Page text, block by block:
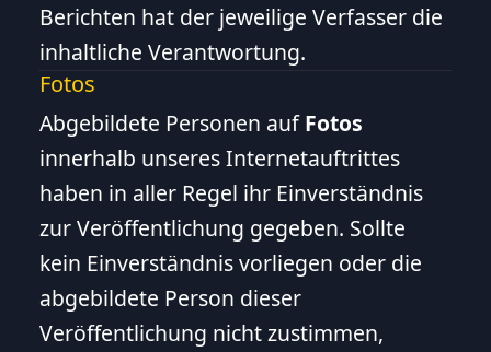
Berichten hat der jeweilige Verfasser die
inhaltliche Verantwortung.
Fotos
Abgebildete Personen aufFotos
innerhalb unseres Internetauftrittes
haben in aller Regel ihr Einverständnis
zur Veröffentlichung gegeben. Sollte
kein Einverständnis vorliegen oder die
abgebildete Person dieser
Veröffentlichung nicht zustimmen,